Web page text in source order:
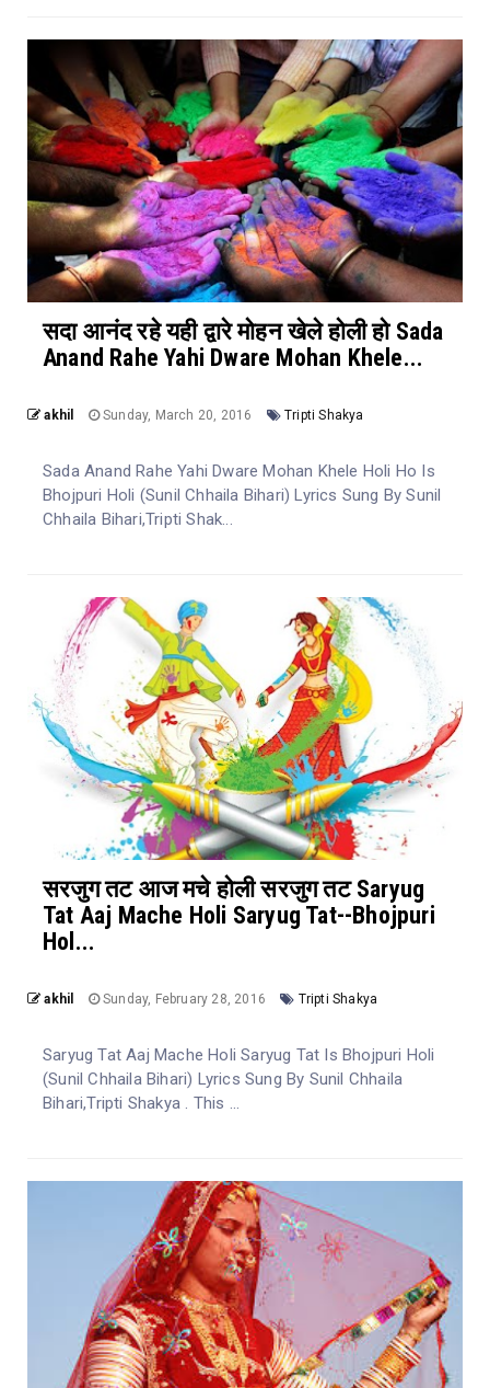
सदा आनंद रहे यही द्वारे मोहन खेले होली हो Sada
Anand Rahe Yahi Dware Mohan Khele...
akhil Sunday, March 20, 2016 Tripti Shakya
Sada Anand Rahe Yahi Dware Mohan Khele Holi Ho Is
Bhojpuri Holi (Sunil Chhaila Bihari) Lyrics Sung By Sunil
Chhaila Bihari,Tripti Shak...
सरजुग तट आज मचे होली सरजुग तट Saryug
Tat Aaj Mache Holi Saryug Tat--Bhojpuri
Hol...
akhil Sunday, February 28, 2016 Tripti Shakya
Saryug Tat Aaj Mache Holi Saryug Tat Is Bhojpuri Holi
(Sunil Chhaila Bihari) Lyrics Sung By Sunil Chhaila
Bihari,Tripti Shakya . This ...